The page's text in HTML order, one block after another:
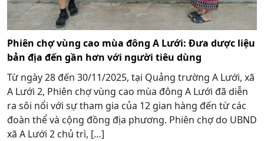
Phiên chợ vùng cao mùa đông A Lưới: Đưa dược liệu
bản địa đến gần hơn với người tiêu dùng
Từ ngày 28 đến 30/11/2025, tại Quảng trường A Lưới, xã
A Lưới 2, Phiên chợ vùng cao mùa đông A Lưới đã diễn
ra sôi nổi với sự tham gia của 12 gian hàng đến từ các
đoàn thể và cộng đồng địa phương. Phiên chợ do UBND
xã A Lưới 2 chủ trì, […]